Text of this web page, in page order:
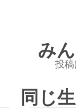
み
投稿
同じ